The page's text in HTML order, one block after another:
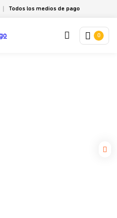
Todos los medios de pago
0